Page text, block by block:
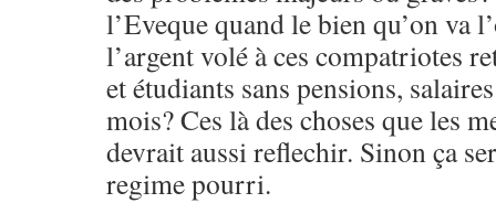
l’Eveque quand le bien qu’on va
l’argent volé à ces compatriotes
et étudiants sans pensions,
mois? Ces là des choses que les
devrait aussi reflechir. Sinon ça
regime pourri.